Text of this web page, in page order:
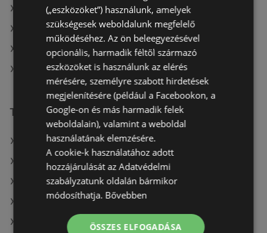
Benu Gyógyszertárak itt: Szegedi
Benu Gyógyszertárak itt: Szeghalmi
Benu Gyógyszertárak itt: Komáromi
Benu Gyógyszertárak itt: Budaörsi
További linkek
A(z) Benu Gyógyszertárak ajánlatai
A(z) goods market ajánlatai
A(z) PatikaPlus ajánlatai
A(z) Gyöngy Patikak aktuális akciós újságjai
A(z) dm aktuális akciós újságjai
(„eszközöket”) használunk, amelyek
szükségesek weboldalunk megfelelő
működéséhez. Az ön beleegyezésével
opcionális, harmadik féltől származó
eszközöket is használunk az elérés
mérésére, személyre szabott hirdetések
megjelenítésére (például a Facebookon, a
Google-on és más harmadik felek
weboldalain), valamint a weboldal
használatának elemzésére.
A cookie-k használatához adott
hozzájárulását az Adatvédelmi
szabályzatunk oldalán bármikor
módosíthatja. Bővebben
ÖSSZES ELFOGADÁSA